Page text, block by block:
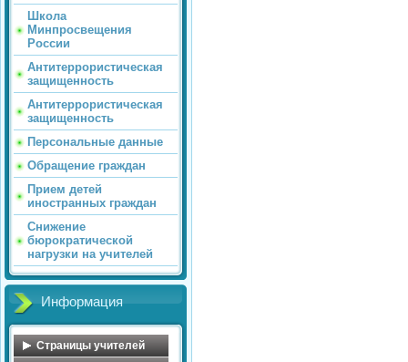
Школа
Минпросвещения
России
Антитеррористическая
защищенность
Антитеррористическая
защищенность
Персональные данные
Обращение граждан
Прием детей
иностранных граждан
Снижение
бюрократической
нагрузки на учителей
Информация
Страницы учителей